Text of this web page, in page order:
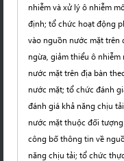
nhiễm và xử lý ô nhiễm
định; tổ chức hoạt động
vào nguồn nước mặt trên
ngừa, giảm thiểu ô
nước mặt trên địa bàn
nước mặt; tổ chức đánh
đánh giá khả năng chịu
nước mặt thuộc đối
công bố thông tin về
năng chịu tải; tổ chức